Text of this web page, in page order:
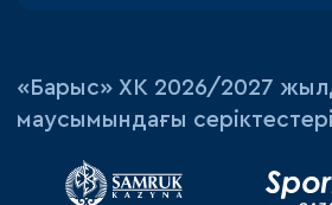
«‎Барыс»‎ ХК 2026/2027
маусымындағы серіктестері